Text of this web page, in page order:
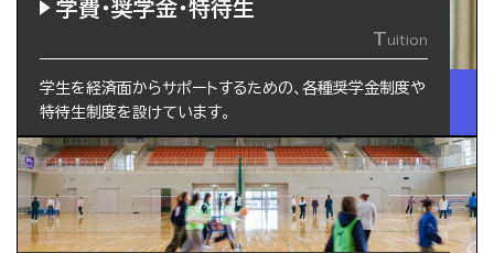
学費・奨学金・特待生
Tuition
学生を経済面からサポートするための、各種奨学金制度や
特待生制度を設けています。